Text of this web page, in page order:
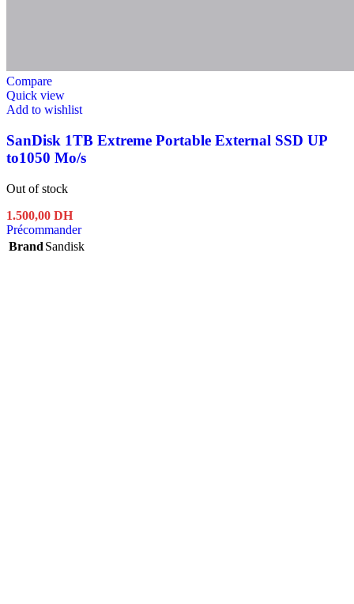
Compare
Quick view
Add to wishlist
SanDisk 1TB Extreme Portable External SSD UP
to1050 Mo/s
Out of stock
1.500,00 DH
Précommander
Brand Sandisk